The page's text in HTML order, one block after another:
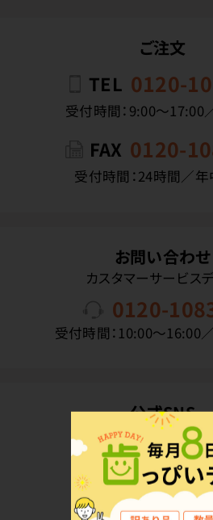
ご注文
TEL 0120-
受付時間：9:00〜17:00
FAX 0120-
受付時間：24時間／
お問い合わせ
カスタマーサービス
0120-
受付時間：10:00〜16:00
公式SNS